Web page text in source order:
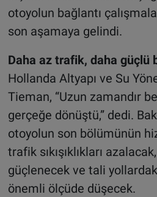
otoyolun bağlantı
son aşamaya gelindi.
Daha az trafik, daha güçlü
Hollanda Altyapı ve Su
Tieman, “Uzun zamandır
gerçeğe dönüştü,” dedi.
otoyolun son bölümünün
trafik sıkışıklıkları
güçlenecek ve tali
önemli ölçüde düşecek.